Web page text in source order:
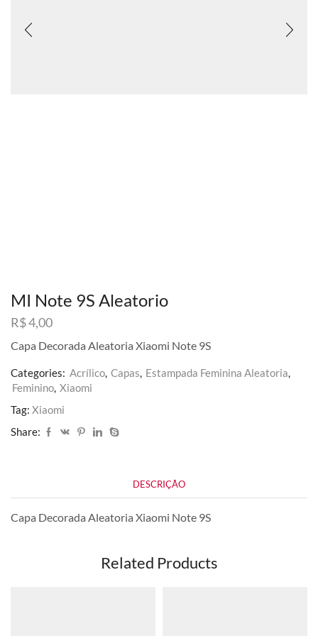
MI Note 9S Aleatorio
R$4,00
Capa Decorada Aleatoria Xiaomi Note 9S
Categories: Acrílico, Capas, Estampada Feminina Aleatoria,
Feminino, Xiaomi
Tag: Xiaomi
Share:
DESCRIÇÃO
Capa Decorada Aleatoria Xiaomi Note 9S
Related Products